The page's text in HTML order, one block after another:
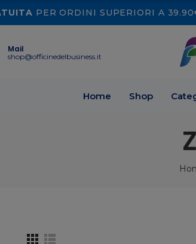
PER ORDINI SUPERIORI A
Mail
shop@officinedelbusiness.it
Home Shop